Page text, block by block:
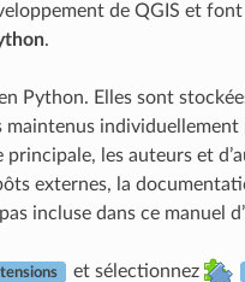
de QGIS et
.
Python. Elles sont
les auteurs et
externes, la
incluse dans ce manuel
et sélectionnez